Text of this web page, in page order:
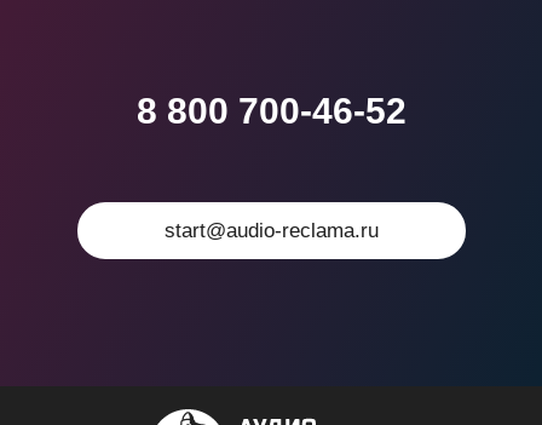
8 800 700-46-52
start@audio-reclama.ru